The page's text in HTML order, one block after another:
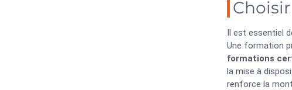
Il est essentiel
Une formation
formations
la mise à
renforce la